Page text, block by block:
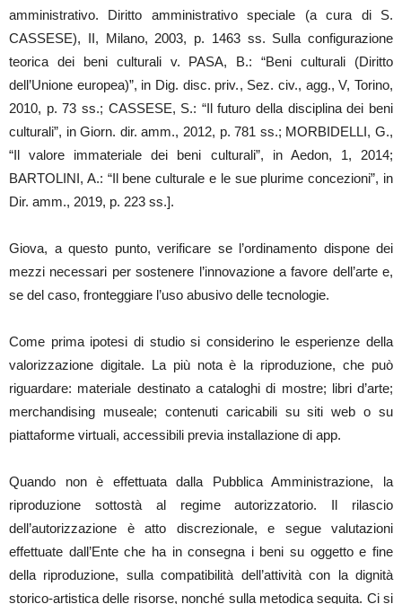
amministrativo. Diritto amministrativo speciale (a cura di S.
CASSESE), II, Milano, 2003, p. 1463 ss. Sulla configurazione
teorica dei beni culturali v. PASA, B.: “Beni culturali (Diritto
dell’Unione europea)”, in Dig. disc. priv., Sez. civ., agg., V, Torino,
2010, p. 73 ss.; CASSESE, S.: “Il futuro della disciplina dei beni
culturali”, in Giorn. dir. amm., 2012, p. 781 ss.; MORBIDELLI, G.,
“Il valore immateriale dei beni culturali”, in Aedon, 1, 2014;
BARTOLINI, A.: “Il bene culturale e le sue plurime concezioni”, in
Dir. amm., 2019, p. 223 ss.].
Giova, a questo punto, verificare se l’ordinamento dispone dei
mezzi necessari per sostenere l’innovazione a favore dell’arte e,
se del caso, fronteggiare l’uso abusivo delle tecnologie.
Come prima ipotesi di studio si considerino le esperienze della
valorizzazione digitale. La più nota è la riproduzione, che può
riguardare: materiale destinato a cataloghi di mostre; libri d’arte;
merchandising museale; contenuti caricabili su siti web o su
piattaforme virtuali, accessibili previa installazione di app.
Quando non è effettuata dalla Pubblica Amministrazione, la
riproduzione sottostà al regime autorizzatorio. Il rilascio
dell’autorizzazione è atto discrezionale, e segue valutazioni
effettuate dall’Ente che ha in consegna i beni su oggetto e fine
della riproduzione, sulla compatibilità dell’attività con la dignità
storico-artistica delle risorse, nonché sulla metodica seguita. Ci si